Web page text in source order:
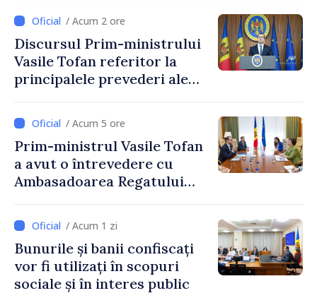
stimularea investițiilor și o
taxare mai echitabilă
/ Acum 2 ore
Discursul Prim-ministrului
Vasile Tofan referitor la
principalele prevederi ale
2027
/ Acum 5 ore
Prim-ministrul Vasile Tofan
a avut o întrevedere cu
Ambasadoarea Regatului
Irlandei de Nord, Fern
Horine / Acum 1 zi
Bunurile și banii confiscați
vor fi utilizați în scopuri
sociale și în interes public